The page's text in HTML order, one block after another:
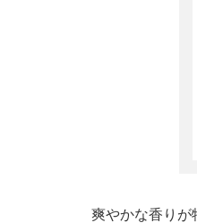
爽やかな香りが